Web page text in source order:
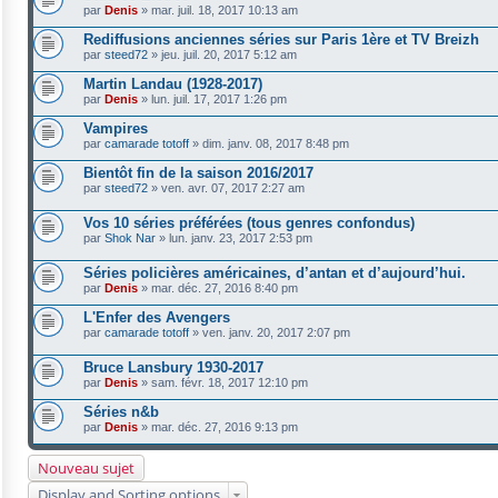
par Denis » mar. juil. 18, 2017 10:13 am
Rediffusions anciennes séries sur Paris 1ère et TV Breizh
par steed72 » jeu. juil. 20, 2017 5:12 am
Martin Landau (1928-2017)
par Denis » lun. juil. 17, 2017 1:26 pm
Vampires
par camarade totoff » dim. janv. 08, 2017 8:48 pm
Bientôt fin de la saison 2016/2017
par steed72 » ven. avr. 07, 2017 2:27 am
Vos 10 séries préférées (tous genres confondus)
par Shok Nar » lun. janv. 23, 2017 2:53 pm
Séries policières américaines, d’antan et d’aujourd’hui.
par Denis » mar. déc. 27, 2016 8:40 pm
L'Enfer des Avengers
par camarade totoff » ven. janv. 20, 2017 2:07 pm
Bruce Lansbury 1930-2017
par Denis » sam. févr. 18, 2017 12:10 pm
Séries n&b
par Denis » mar. déc. 27, 2016 9:13 pm
Nouveau sujet